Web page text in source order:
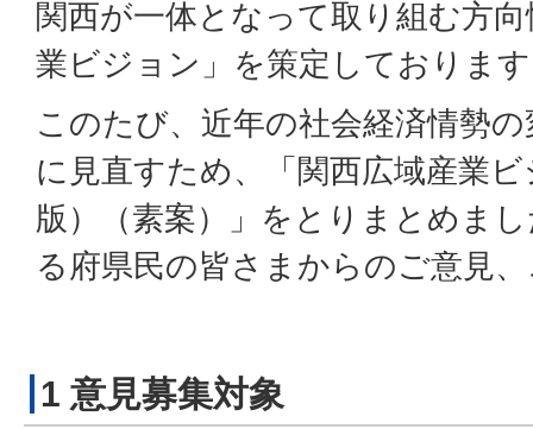
関西が一体となって取り組む方
業ビジョン」を策定しておりま
このたび、近年の社会経済情勢
に見直すため、「関西広域産業
版）（素案）」をとりまとめま
る府県民の皆さまからのご意見
1 意見募集対象